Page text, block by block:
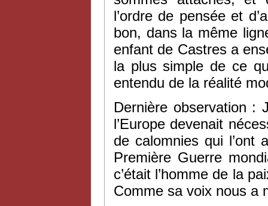
l’ordre de pensée et
bon, dans la même
enfant de Castres a
la plus simple de ce
entendu de la réalité
Dernière observation :
l’Europe devenait
de calomnies qui l’ont
Première Guerre
c’était l’homme de la
Comme sa voix nous a